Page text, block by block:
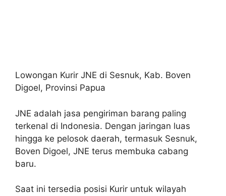
Lowongan Kurir JNE di Sesnuk, Kab. Boven
Digoel, Provinsi Papua
JNE adalah jasa pengiriman barang paling
terkenal di Indonesia. Dengan jaringan luas
hingga ke pelosok daerah, termasuk Sesnuk,
Boven Digoel, JNE terus membuka cabang
baru.
Saat ini tersedia posisi Kurir untuk wilayah